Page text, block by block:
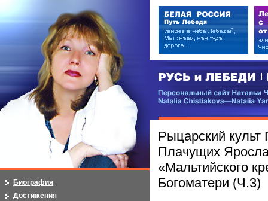
РУСЬ и ЛЕБЕДИ | RUSI —
Персональный сайт Натальи
Рыцарский
Плачущих
«Мальтийского
Богоматери (Ч.3)
Биография
Достижения